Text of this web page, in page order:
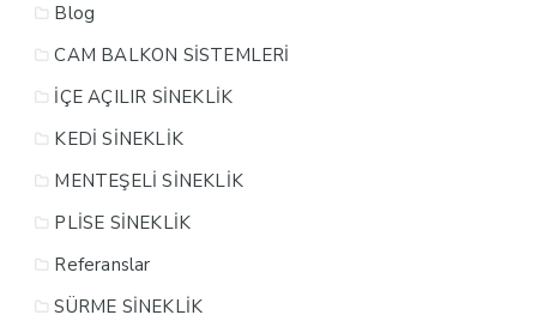
Blog
CAM BALKON SİSTEMLERİ
İÇE AÇILIR SİNEKLİK
KEDİ SİNEKLİK
MENTEŞELİ SİNEKLİK
PLİSE SİNEKLİK
Referanslar
SÜRME SİNEKLİK